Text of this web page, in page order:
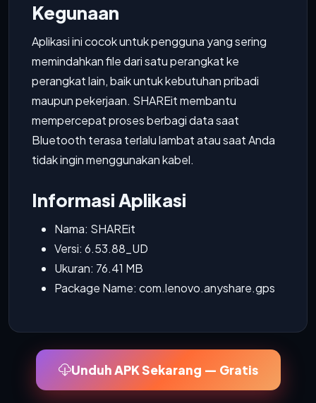
Kegunaan
Aplikasi ini cocok untuk pengguna yang sering
memindahkan file dari satu perangkat ke
perangkat lain, baik untuk kebutuhan pribadi
maupun pekerjaan. SHAREit membantu
mempercepat proses berbagi data saat
Bluetooth terasa terlalu lambat atau saat Anda
tidak ingin menggunakan kabel.
Informasi Aplikasi
Nama: SHAREit
Versi: 6.53.88_UD
Ukuran: 76.41 MB
Package Name: com.lenovo.anyshare.gps
Unduh APK Sekarang — Gratis